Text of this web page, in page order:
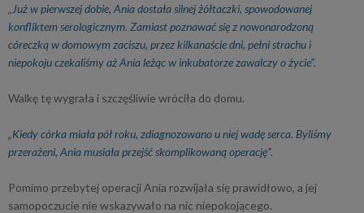
„Już w pierwszej dobie, Ania dostała silnej żółtaczki, spowodowanej
konfliktem serologicznym. Zamiast poznawać się z nowonarodzoną
córeczką w domowym zaciszu, przez kilkanaście dni, pełni strachu i
niepokoju czekaliśmy aż Ania leżąc w inkubatorze zawalczy o życie”.
Walkę tę wygrała i szczęśliwie wróciła do domu.
„Kiedy córka miała pół roku, zdiagnozowano u niej wadę serca. Byliśmy
przerażeni, Ania musiała przejść skomplikowaną operację”.
Pomimo przebytej operacji Ania rozwijała się prawidłowo, a jej
samopoczucie nie wskazywało na nic niepokojącego.